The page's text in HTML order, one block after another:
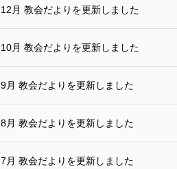
12月 教会だよりを更新しました
10月 教会だよりを更新しました
9月 教会だよりを更新しました
8月 教会だよりを更新しました
7月 教会だよりを更新しました